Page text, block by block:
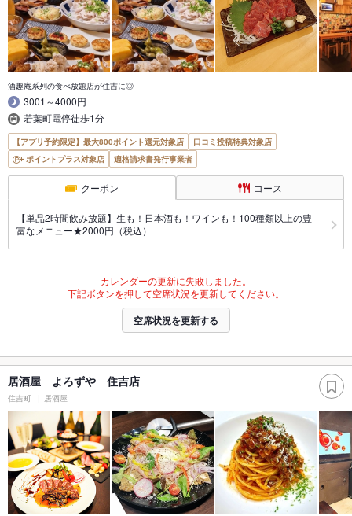
酒趣庵系列の食べ放題店が住吉に◎
3001～4000円
若葉町電停徒歩1分
【アプリ予約限定】最大800ポイント還元対象店
口コミ投稿特典対象店
ポイントプラス対象店
適格請求書発行事業者
クーポン コース
【単品2時間飲み放題】生も！日本酒も！ワインも！100種類以上の豊
富なメニュー★2000円（税込）
カレンダーの更新に失敗しました。
下記ボタンを押して空席状況を更新してください。
空席状況を更新する
居酒屋 よろずや 住吉店
住吉町 居酒屋